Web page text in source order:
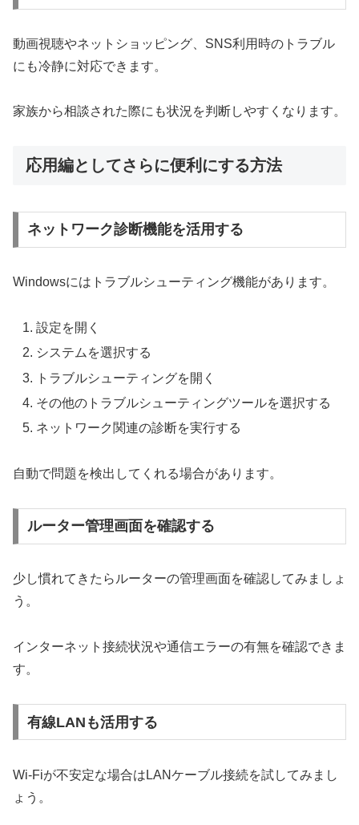
動画視聴やネットショッピング、SNS利用時のトラブル
にも冷静に対応できます。
家族から相談された際にも状況を判断しやすくなります。
応用編としてさらに便利にする方法
ネットワーク診断機能を活用する
Windowsにはトラブルシューティング機能があります。
設定を開く
システムを選択する
トラブルシューティングを開く
その他のトラブルシューティングツールを選択する
ネットワーク関連の診断を実行する
自動で問題を検出してくれる場合があります。
ルーター管理画面を確認する
少し慣れてきたらルーターの管理画面を確認してみましょ
う。
インターネット接続状況や通信エラーの有無を確認できま
す。
有線LANも活用する
Wi-Fiが不安定な場合はLANケーブル接続を試してみまし
ょう。